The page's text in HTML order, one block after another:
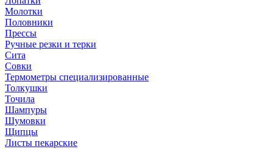
Молотки
Половники
Прессы
Ручные резки и терки
Сита
Совки
Термометры специализированные
Толкушки
Точила
Шампуры
Шумовки
Щипцы
Листы пекарские